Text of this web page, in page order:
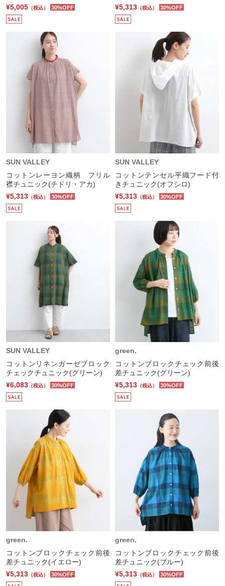
¥5,005 （税込） 30%OFF
¥5,313 （税込） 30%OFF
SUN VALLEY
コットンレーヨン織柄 フリル
襟チュニック(チドリ・アカ)
¥5,313 （税込） 30%OFF
SUN VALLEY
コットンテンセル平織フード付
きチュニック(オフシロ)
¥5,313 （税込） 30%OFF
SUN VALLEY
コットンリネンガーゼブロック
チェックチュニック(グリーン)
¥6,083 （税込） 30%OFF
green.
コットンブロックチェック前後
差チュニック(グリーン)
¥5,313 （税込） 30%OFF
green.
コットンブロックチェック前後
差チュニック(イエロー)
¥5,313 （税込） 30%OFF
green.
コットンブロックチェック前後
差チュニック(ブルー)
¥5,313 （税込） 30%OFF